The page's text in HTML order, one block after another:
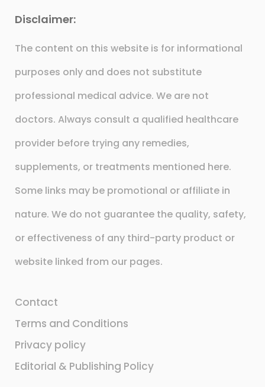
Disclaimer:
The content on this website is for informational
purposes only and does not substitute
professional medical advice. We are not
doctors. Always consult a qualified healthcare
provider before trying any remedies,
supplements, or treatments mentioned here.
Some links may be promotional or affiliate in
nature. We do not guarantee the quality, safety,
or effectiveness of any third-party product or
website linked from our pages.
Contact
Terms and Conditions
Privacy policy
Editorial & Publishing Policy